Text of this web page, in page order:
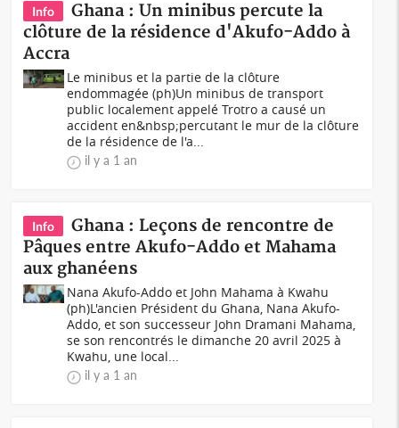
Info
Ghana : Un minibus percute la
clôture de la résidence d'Akufo-Addo à
Accra
Le minibus et la partie de la clôture
endommagée (ph)Un minibus de transport
public localement appelé Trotro a causé un
accident en&nbsp;percutant le mur de la clôture
de la résidence de l'a...
il y a 1 an
Info
Ghana : Leçons de rencontre de
Pâques entre Akufo-Addo et Mahama
aux ghanéens
Nana Akufo-Addo et John Mahama à Kwahu
(ph)L'ancien Président du Ghana, Nana Akufo-
Addo, et son successeur John Dramani Mahama,
se son rencontrés le dimanche 20 avril 2025 à
Kwahu, une local...
il y a 1 an